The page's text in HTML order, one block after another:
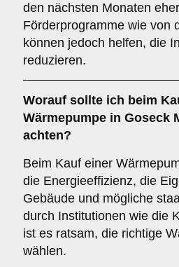
den nächsten Monaten
Förderprogramme wie von
können jedoch helfen, die
reduzieren.
Worauf sollte ich beim
Wärmepumpe in Goseck
achten?
Beim Kauf einer
die Energieeffizienz, die
Gebäude und mögliche
durch Institutionen wie die
ist es ratsam, die richtige
wählen.